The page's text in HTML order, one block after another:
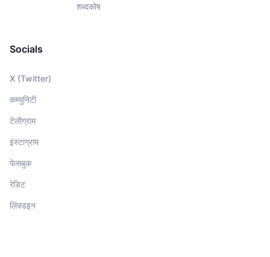
शब्दकोष
Socials
X (Twitter)
कम्युनिटी
टेलीग्राम
इंस्टाग्राम
फेसबुक
रेडिट
लिंक्डइन